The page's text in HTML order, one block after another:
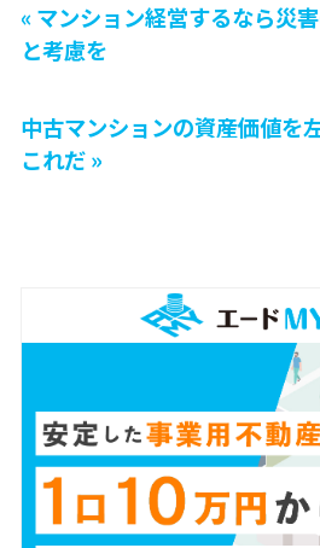
« マンション経営するなら災
と考慮を
中古マンションの資産価値を
これだ »